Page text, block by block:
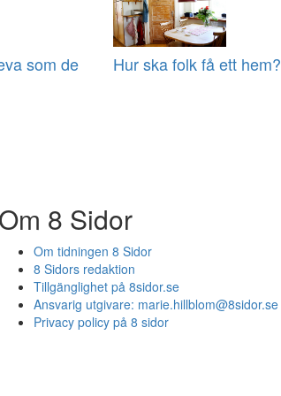
som de Hur ska folk få ett hem?
Om 8 Sidor
Om tidningen 8 Sidor
8 Sidors redaktion
Tillgänglighet på 8sidor.se
Ansvarig utgivare: marie.hillblom@8sidor.se
Privacy policy på 8 sidor